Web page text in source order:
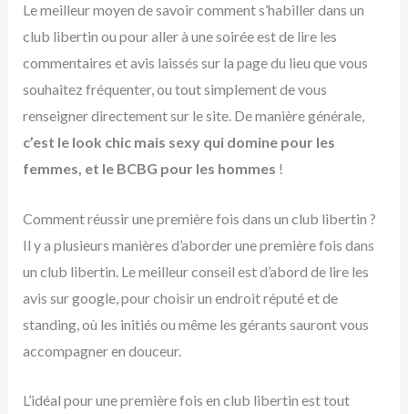
Le meilleur moyen de savoir comment s’habiller dans un
club libertin ou pour aller à une soirée est de lire les
commentaires et avis laissés sur la page du lieu que vous
souhaitez fréquenter, ou tout simplement de vous
renseigner directement sur le site. De manière générale,
c’est le look chic mais sexy qui domine pour les
femmes, et le BCBG pour les hommes !
Comment réussir une première fois dans un club libertin ?
Il y a plusieurs manières d’aborder une première fois dans
un club libertin. Le meilleur conseil est d’abord de lire les
avis sur google, pour choisir un endroit réputé et de
standing, où les initiés ou même les gérants sauront vous
accompagner en douceur.
L’idéal pour une première fois en club libertin est tout